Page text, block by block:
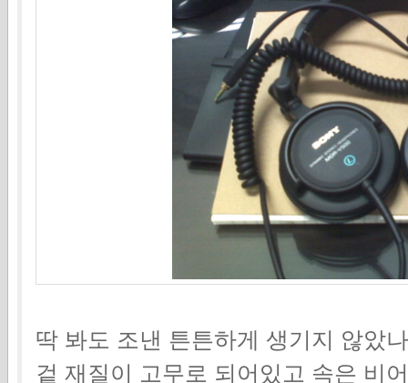
딱 봐도 조낸 튼튼하게 생기지 않았
겉 재질이 고무로 되어있고 속은 비